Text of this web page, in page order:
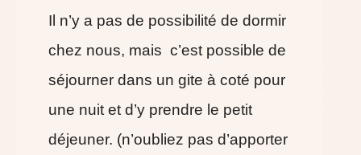
Il n’y a pas de possibilité de dormir
chez nous, mais c’est possible de
séjourner dans un gite à coté pour
une nuit et d’y prendre le petit
déjeuner. (n’oubliez pas d’apporter